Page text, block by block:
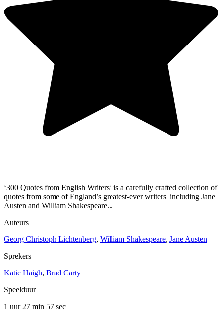
‘300 Quotes from English Writers’ is a carefully crafted collection of
quotes from some of England’s greatest-ever writers, including Jane
Austen and William Shakespeare...
Auteurs
Georg Christoph Lichtenberg, William Shakespeare, Jane Austen
Sprekers
Katie Haigh, Brad Carty
Speelduur
1 uur 27 min 57 sec